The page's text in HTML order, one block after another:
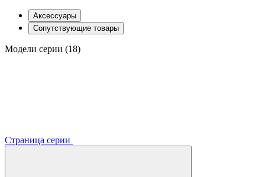
Аксессуары
Сопутствующие товары
Модели серии (18)
Страница серии